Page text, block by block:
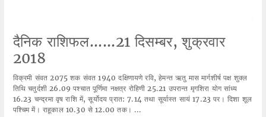
दैनिक राशिफल......21 दिसम्बर, शुक्रवार
2018
विक्रमी संवत 2075 शक संवत 1940 दक्षिणायणे रवि, हेमन्त ऋतु मास मार्गशीर्ष पक्ष शुक्ल
तिथि चतुर्दशी 26.09 पश्चात पूर्णिमा नक्षत्र रोहिणी 25.21 उपरान्त मृगशिरा योग सांध्य
16.23 चन्द्रमा वृष राशि में, सूर्योदय प्रात: 7.14 तथा सूर्यास्त सायं 17.23 पर। दिशा शूल
पश्चिम में। राहूकाल 10.30 से 12.00 तक। ...